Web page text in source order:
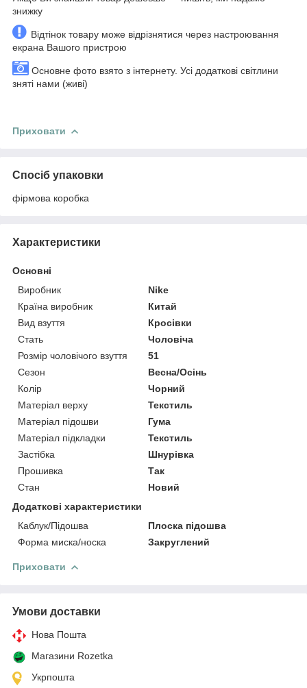
знижку
Відтінок товару може відрізнятися через настроювання
екрана Вашого пристрою
Основне фото взято з інтернету. Усі додаткові світлини
зняті нами (живі)
Приховати
Спосіб упаковки
фірмова коробка
Характеристики
Основні
Виробник
Nike
Країна виробник
Китай
Вид взуття
Кросівки
Стать
Чоловіча
Розмір чоловічого взуття
51
Сезон
Весна/Осінь
Колір
Чорний
Матеріал верху
Текстиль
Матеріал підошви
Гума
Матеріал підкладки
Текстиль
Застібка
Шнурівка
Прошивка
Так
Стан
Новий
Додаткові характеристики
Каблук/Підошва
Плоска підошва
Форма миска/носка
Закруглений
Приховати
Умови доставки
Нова Пошта
Магазини Rozetka
Укрпошта